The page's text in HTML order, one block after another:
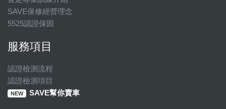
SAVE保修經營理念
5525認證保固
服務項目
認證檢測流程
認證檢測項目
NEW SAVE幫你賣車